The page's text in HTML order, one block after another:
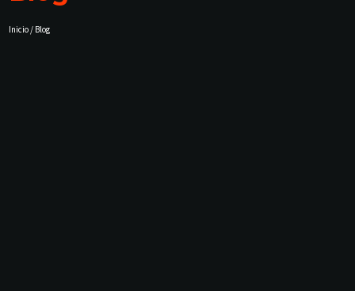
Inicio / Blog